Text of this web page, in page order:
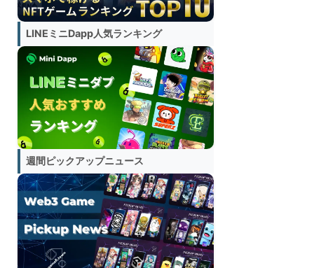
LINEミニDapp人気ランキング
週間ピックアップニュース